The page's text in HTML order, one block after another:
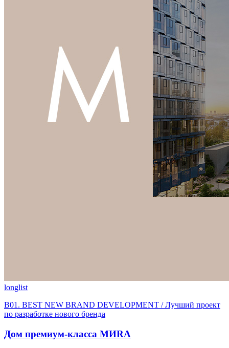
longlist
B01. BEST NEW BRAND DEVELOPMENT / Лучший проект
по разработке нового бренда
Дом премиум-класса МИRA